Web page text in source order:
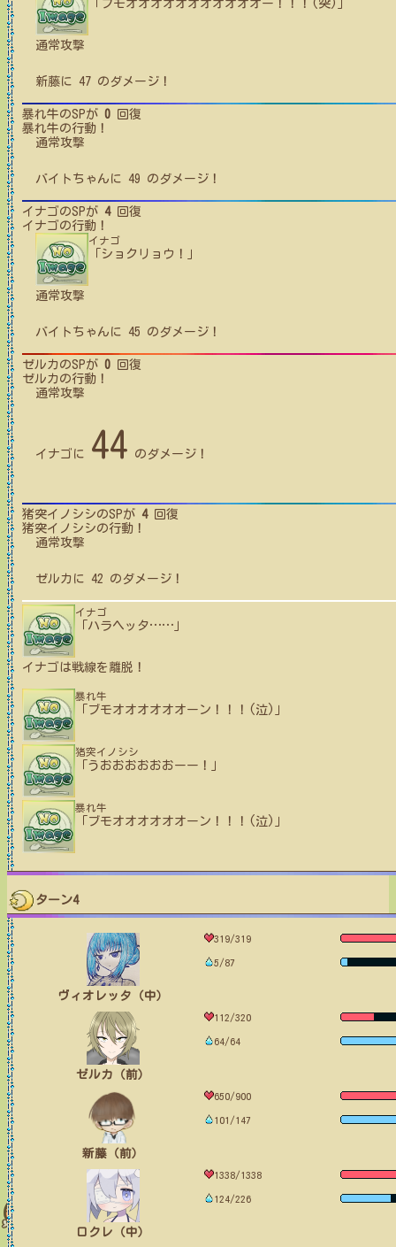
「ブモオオオオオオオオオオオー！！！(突)」
通常攻撃
新藤に 47 のダメージ！
暴れ牛のSPが 0 回復
暴れ牛の行動！
通常攻撃
バイトちゃん に 49 のダメージ！
イナゴのSPが 4回復
イナゴの行動！
イナゴ
「ショクリョウ！」
通常攻撃
バイトちゃん に 45 のダメージ！
ゼルカのSPが 0 回復
ゼルカの行動！
通常攻撃
イナゴ に 44 のダメージ！
猪突イノシシのSPが 4回復
猪突イノシシの行動！
通常攻撃
ゼルカ に 42 のダメージ！
イナゴ
「ハラヘッタ……
イナゴは戦線を離脱！
暴れ牛
「ブモオオオオオオーン！！！(泣)」
猪突イノシシ
「うおおおおおおーー！」
暴れ牛
「ブモオオオオオオーン！！！(泣)」
ターン4
ヴィオレッタ（中）
319/319
5/87
ゼルカ（前）
112/320
64/64
新藤（前）
650/900
101/147
ロクレ（中）
1338/1338
124/226